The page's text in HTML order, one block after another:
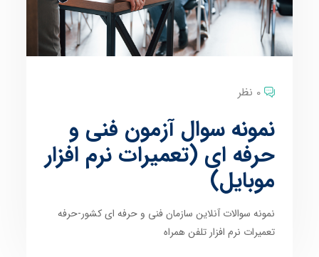
0 نظر
نمونه سوال آزمون فنی و
حرفه ای (تعمیرات نرم افزار
موبایل)
نمونه سوالات آنلاین سازمان فنی و حرفه ای کشور-حرفه
تعمیرات نرم افزار تلفن همراه